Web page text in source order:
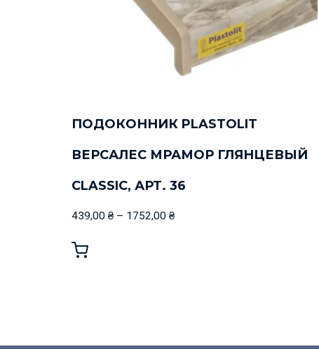
ПОДОКОННИК PLASTOLIT
ВЕРСАЛЕС МРАМОР ГЛЯНЦЕВЫЙ
CLASSIC, АРТ. 36
439,00 ₴– 1752,00 ₴